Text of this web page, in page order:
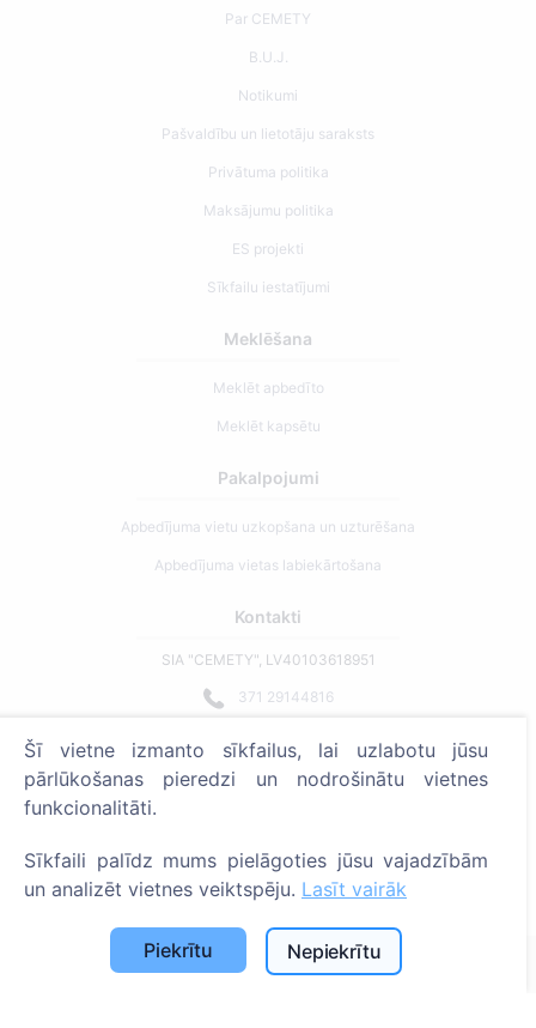
Par CEMETY
B.U.J.
Notikumi
Pašvaldību un lietotāju saraksts
Privātuma politika
Maksājumu politika
ES projekti
Sīkfailu iestatījumi
Meklēšana
Meklēt apbedīto
Meklēt kapsētu
Pakalpojumi
Apbedījuma vietu uzkopšana un uzturēšana
Apbedījuma vietas labiekārtošana
Kontakti
SIA "CEMETY", LV40103618951
371 29144816
Strādājam visā Latvijā!
Administratoriem
© 2013 - 2026 Cemety Visas tiesības aizsargātas
Privātuma politika un noteikumi.
Šī vietne izmanto sīkfailus, lai uzlabotu jūsu
pārlūkošanas pieredzi un nodrošinātu vietnes
funkcionalitāti.
Sīkfaili palīdz mums pielāgoties jūsu vajadzībām
un analizēt vietnes veiktspēju. Lasīt vairāk
Piekrītu Nepiekrītu